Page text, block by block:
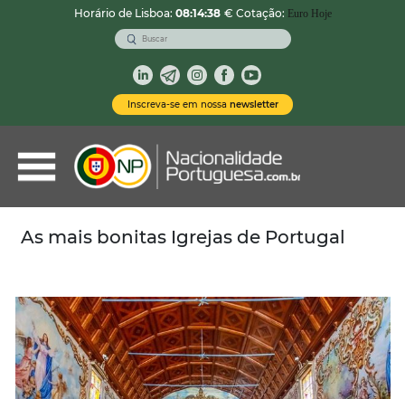
Horário de Lisboa: 08:14:40 € Cotação: Euro Hoje
Inscreva-se em nossa newsletter
Nacionalidade Portuguesa
Vistos de Residência
Imóveis em Portugal
Demais Serviços
Vistos Temporários
As mais bonitas Igrejas de Portugal